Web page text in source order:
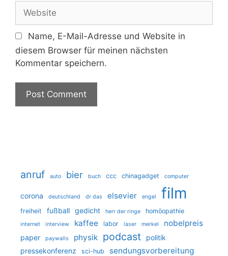
Name, E-Mail-Adresse und Website in
diesem Browser für meinen nächsten
Kommentar speichern.
anruf auto bier buch ccc chinagadget computer
corona deutschland dr das elsevier engel film
freiheit fußball gedicht herr der ringe homöopathie
internet interview kaffee labor laser merkel nobelpreis
paper paywalls physik podcast
politik
pressekonferenz
sci-hub sendungsvorbereitung